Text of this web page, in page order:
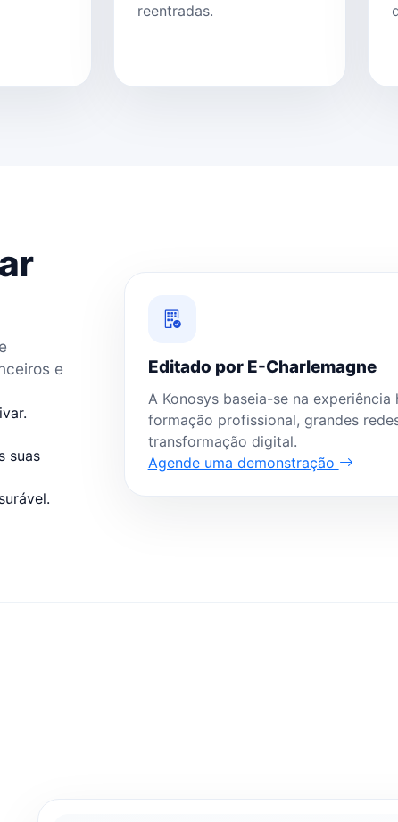
reentradas.
e
suas
Editado por E-Charlemagne
A Konosys baseia-se na
formação profissional, grandes
transformação digital.
Agende uma demonstração